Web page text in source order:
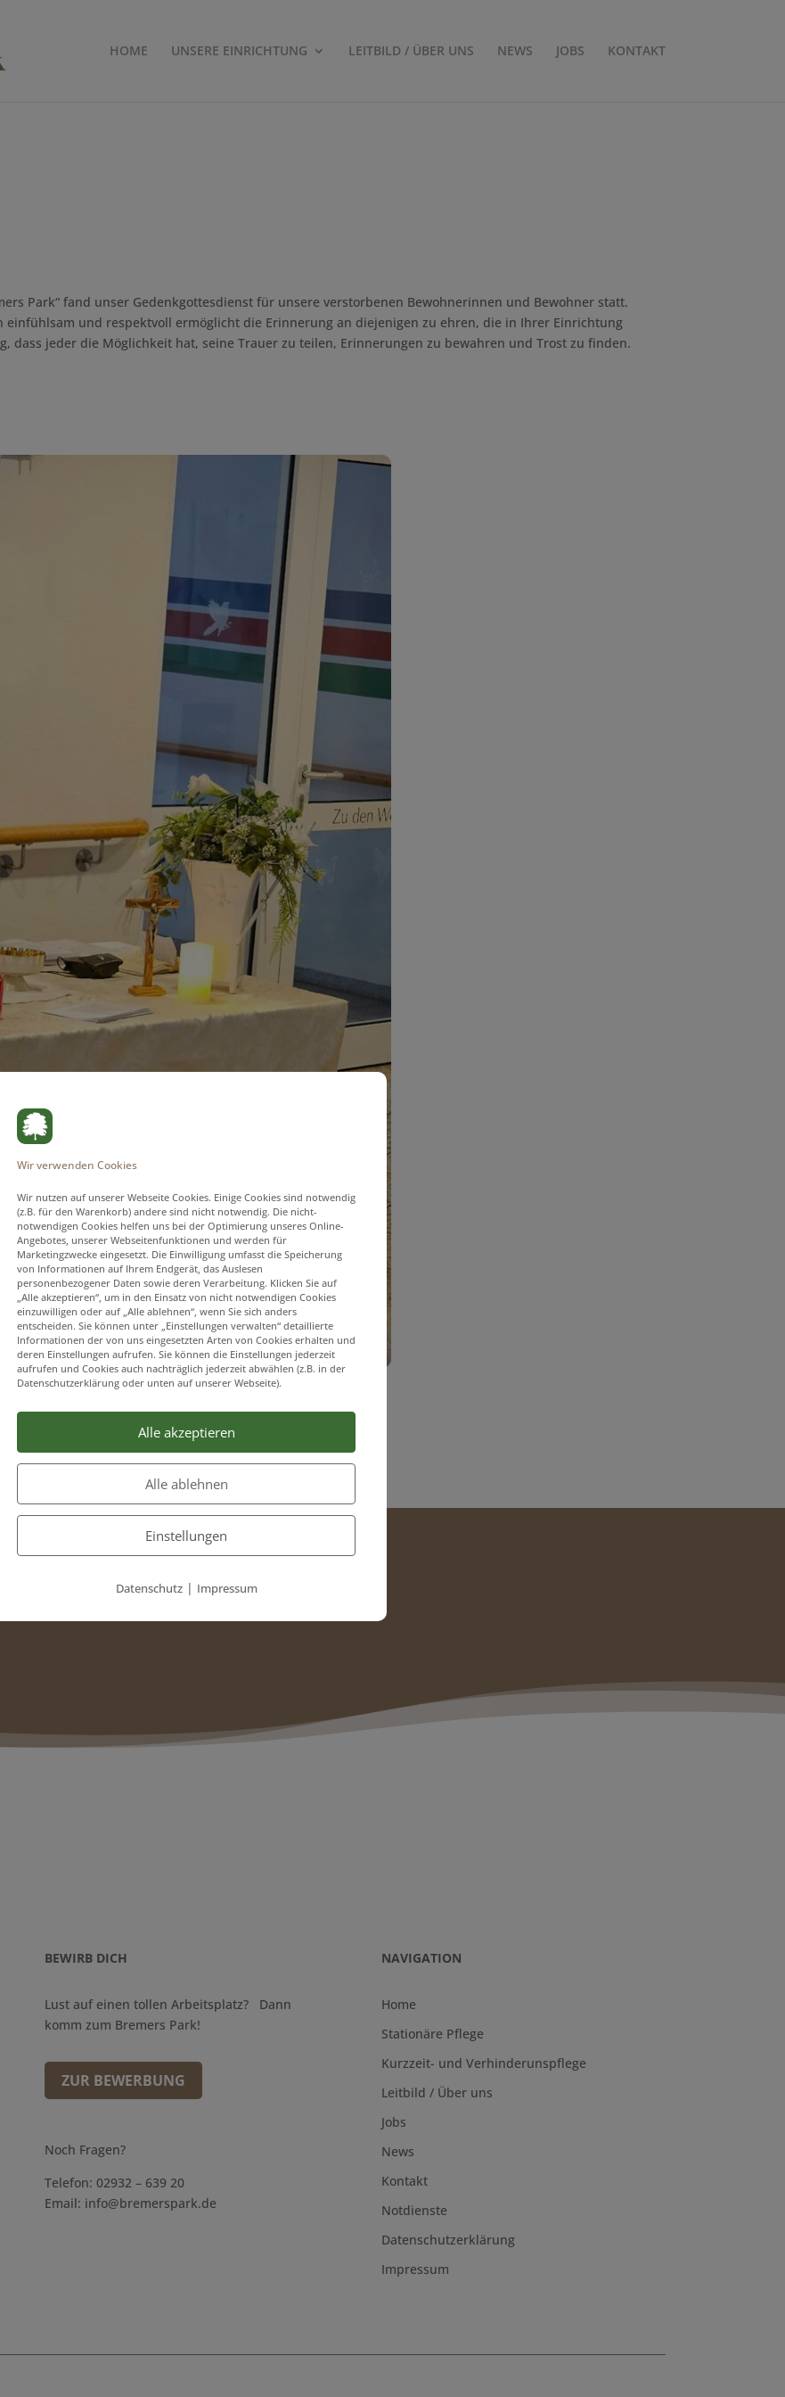
HOME UNSERE EINRICHTUNG LEITBILD / ÜBER UNS NEWS JOBS KONTAKT
Park“ fand unser Gedenkgottesdienst für unsere verstorbenen Bewohnerinnen und Bewohner statt.
einfühlsam und respektvoll ermöglicht die Erinnerung an diejenigen zu ehren, die in Ihrer Einrichtung
dass jeder die Möglichkeit hat, seine Trauer zu teilen, Erinnerungen zu bewahren und Trost zu finden.
BEWIRB DICH
Lust auf einen tollen Arbeitsplatz? Dann
komm zum Bremers Park!
ZUR BEWERBUNG
Noch Fragen?
Telefon: 02932 – 639 20
Email: info@bremerspark.de
NAVIGATION
Home
Stationäre Pflege
Kurzzeit- und Verhinderunspflege
Leitbild / Über uns
Jobs
News
Kontakt
Notdienste
Datenschutzerklärung
Impressum
Wir verwenden Cookies
Wir nutzen auf unserer Webseite Cookies. Einige Cookies sind notwendig
(z.B. für den Warenkorb) andere sind nicht notwendig. Die nicht-
notwendigen Cookies helfen uns bei der Optimierung unseres Online-
Angebotes, unserer Webseitenfunktionen und werden für
Marketingzwecke eingesetzt. Die Einwilligung umfasst die Speicherung
von Informationen auf Ihrem Endgerät, das Auslesen
personenbezogener Daten sowie deren Verarbeitung. Klicken Sie auf
„Alle akzeptieren“, um in den Einsatz von nicht notwendigen Cookies
einzuwilligen oder auf „Alle ablehnen“, wenn Sie sich anders
entscheiden. Sie können unter „Einstellungen verwalten“ detaillierte
Informationen der von uns eingesetzten Arten von Cookies erhalten und
deren Einstellungen aufrufen. Sie können die Einstellungen jederzeit
aufrufen und Cookies auch nachträglich jederzeit abwählen (z.B. in der
Datenschutzerklärung oder unten auf unserer Webseite).
Alle akzeptieren
Alle ablehnen
Einstellungen
Datenschutz| Impressum